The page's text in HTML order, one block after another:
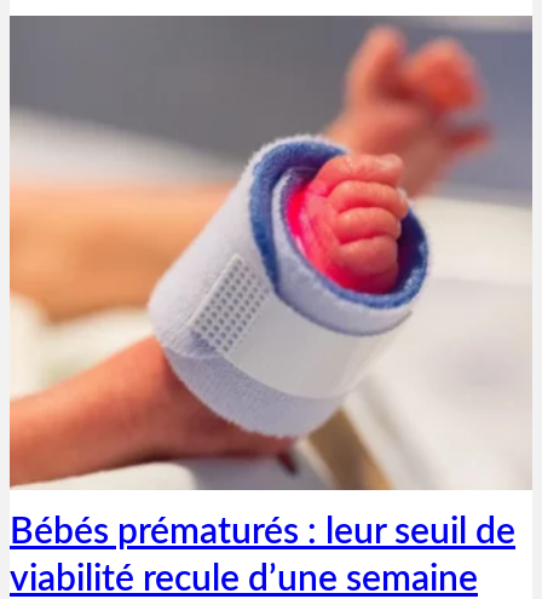
Thibaut Parent
28 mars 2019
Bébés prématurés : leur seuil de
viabilité recule d’une semaine